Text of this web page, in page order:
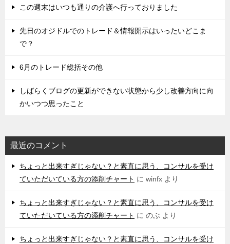
この週末はいつも通りの介護へ行っておりました
先日のオジドルでのトレード＆情報開示はいったいどこま
で？
6月のトレード総括その他
しばらくブログの更新ができない状態から少し改善方向に向
かいつつ思ったこと
最近のコメント
ちょっと出来すぎじゃない？と素直に思う、コンサルを受け
ていただいている方の添削チャート に winfx より
ちょっと出来すぎじゃない？と素直に思う、コンサルを受け
ていただいている方の添削チャート に のぶ より
ちょっと出来すぎじゃない？と素直に思う、コンサルを受け